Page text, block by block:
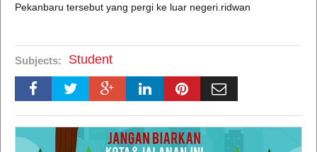
Pekanbaru tersebut yang pergi ke luar negeri.ridwan
Subjects: Student